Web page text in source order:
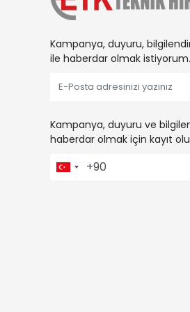
Kampanya, duyuru,
ile haberdar olmak istiyorum.
Kampanya, duyuru ve
haberdar olmak için kayıt